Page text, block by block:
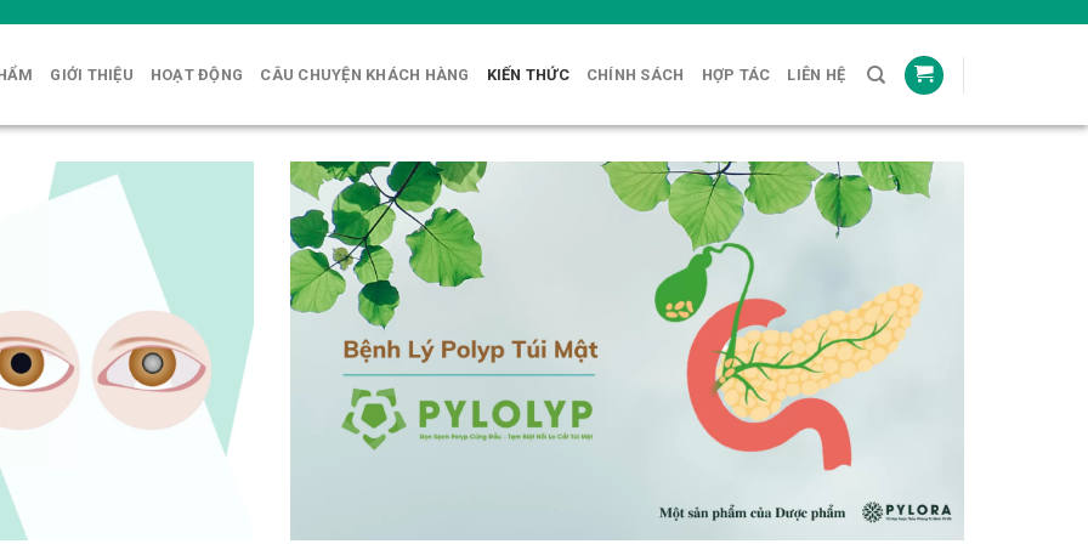
GIỚI THIỆU HOẠT ĐỘNG CÂU CHUYỆN KHÁCH HÀNG KIẾN THỨC CHÍNH SÁCH HỢP TÁC LIÊN HỆ